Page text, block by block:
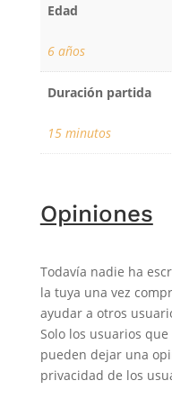
Edad
6 años
Duración partida
15 minutos
Opiniones
Todavía nadie ha
la tuya una vez
ayudar a otros
Solo los usuarios
pueden dejar una
privacidad de los